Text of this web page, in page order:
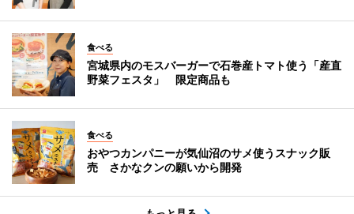
食べる
宮城県内のモスバーガーで石巻産トマト使う「産直
野菜フェスタ」 限定商品も
食べる
おやつカンパニーが気仙沼のサメ使うスナック販
売 さかなクンの願いから開発